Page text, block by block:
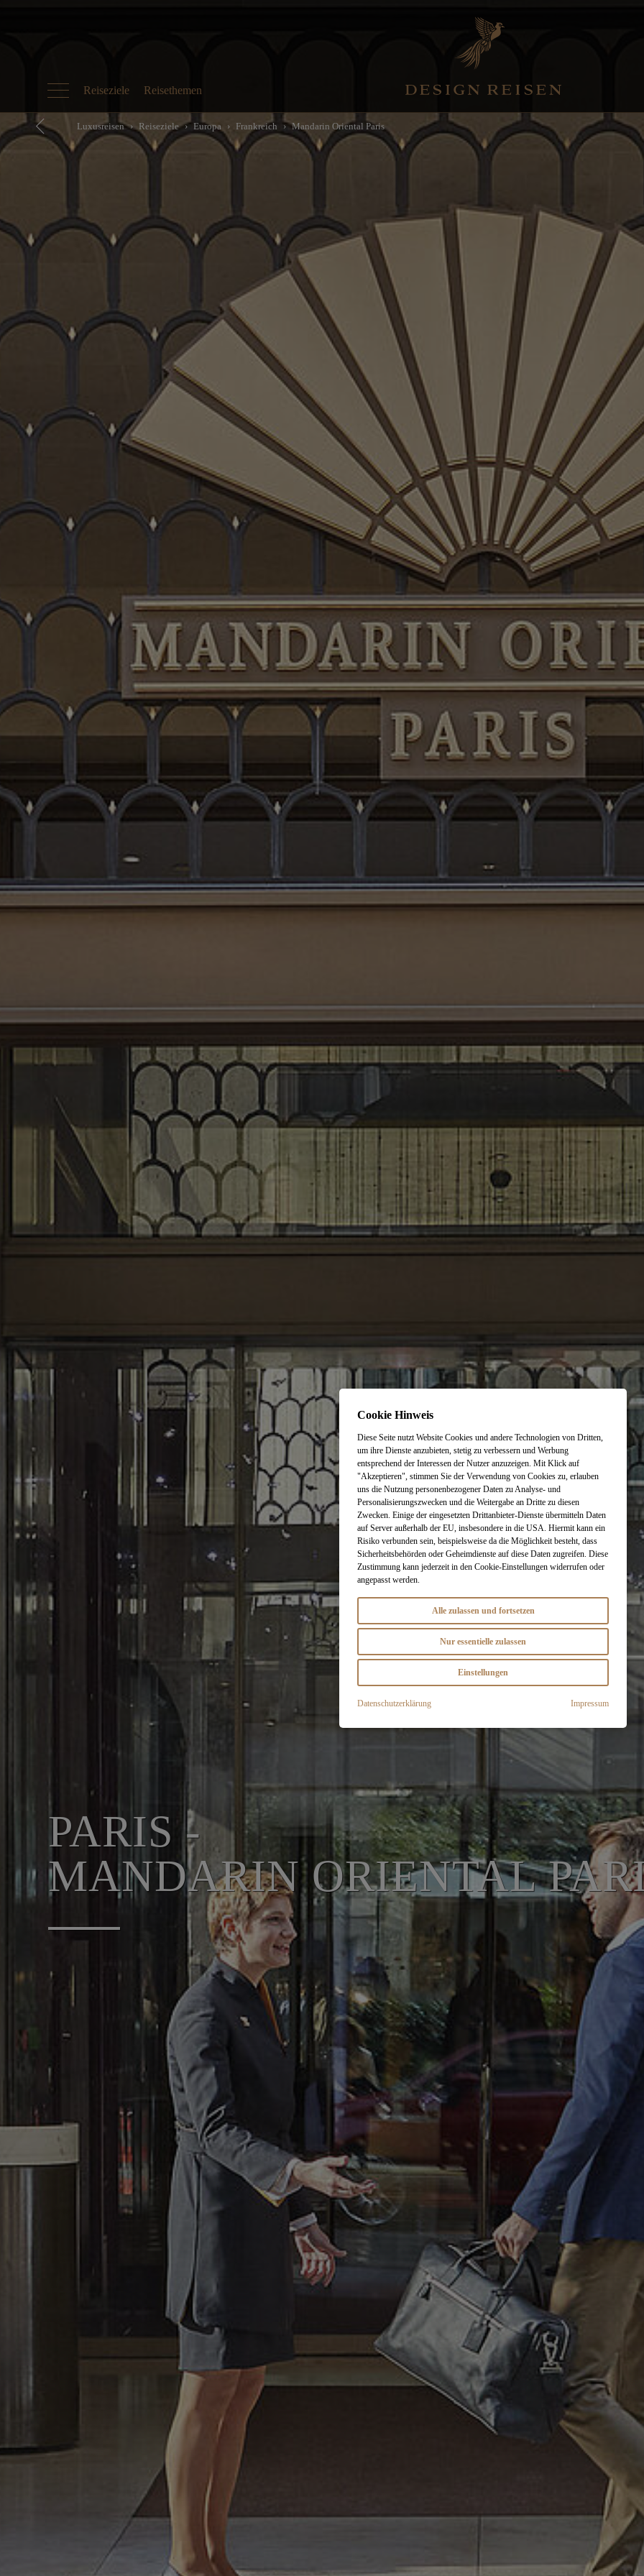
Reiseziele Reisethemen
Luxusreisen Reiseziele Europa Frankreich Mandarin Oriental Paris
PARIS -
MANDARIN ORIENTAL
Cookie Hinweis
Diese Seite nutzt Website Cookies und andere Technologien von Dritten,
um ihre Dienste anzubieten, stetig zu verbessern und Werbung
entsprechend der Interessen der Nutzer anzuzeigen. Mit Klick auf
"Akzeptieren", stimmen Sie der Verwendung von Cookies zu, erlauben
uns die Nutzung personenbezogener Daten zu Analyse- und
Personalisierungszwecken und die Weitergabe an Dritte zu diesen
Zwecken. Einige der eingesetzten Drittanbieter-Dienste übermitteln Daten
auf Server außerhalb der EU, insbesondere in die USA. Hiermit kann ein
Risiko verbunden sein, beispielsweise da die Möglichkeit besteht, dass
Sicherheitsbehörden oder Geheimdienste auf diese Daten zugreifen. Diese
Zustimmung kann jederzeit in den Cookie-Einstellungen widerrufen oder
angepasst werden.
Alle zulassen und fortsetzen
Nur essentielle zulassen
Einstellungen
Datenschutzerklärung Impressum